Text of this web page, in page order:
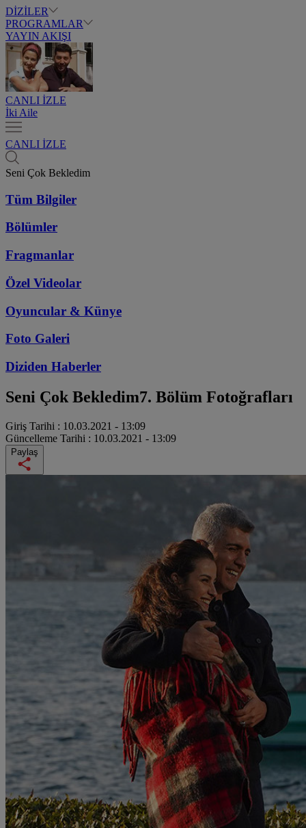
DİZİLER
PROGRAMLAR
YAYIN AKIŞI
CANLI İZLE
İki Aile
CANLI İZLE
Seni Çok Bekledim
Tüm Bilgiler
Bölümler
Fragmanlar
Özel Videolar
Oyuncular & Künye
Foto Galeri
Diziden Haberler
Seni Çok Bekledim7. Bölüm Fotoğrafları
Giriş Tarihi : 10.03.2021 - 13:09
Güncelleme Tarihi : 10.03.2021 - 13:09
Paylaş